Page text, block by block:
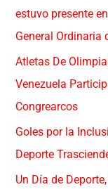
:estuvo presente
General Ordinaria
Atletas De
Venezuela
Congrearcos
Goles por la
Deporte
Un Día de